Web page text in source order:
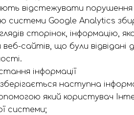
відстежувати порушення
системи Google Analytics
сторінок,
веб-сайтів, що були
інформації
наступна
який користувач
системи;